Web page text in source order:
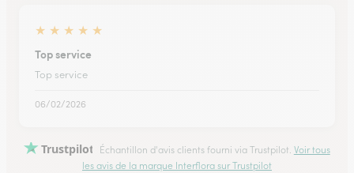
★ ★ ★ ★ ★
Top service
Top service
06/02/2026
Trustpilot Échantillon d'avis clients fourni via Trustpilot. Voir tous
les avis de la marque Interflora sur Trustpilot